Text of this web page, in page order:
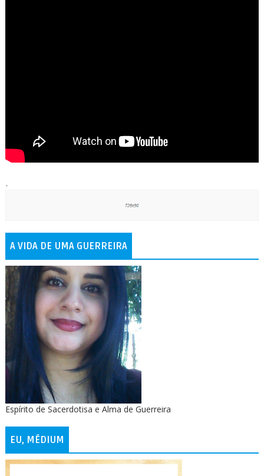
.
A VIDA DE UMA GUERREIRA
Espírito de Sacerdotisa e Alma de Guerreira
EU, MÉDIUM